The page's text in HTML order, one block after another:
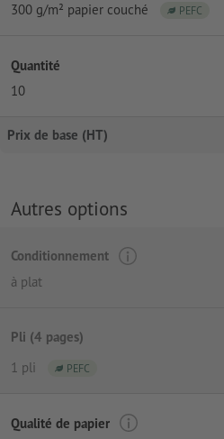
300 g/m² papier couché
PEFC
Quantité
10
Prix de base (HT)
Autres options
Conditionnement
à plat
Pli (4 pages)
1 pli
PEFC
Qualité de papier